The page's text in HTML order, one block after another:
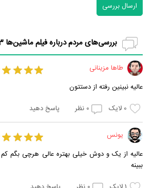
ارسال بررسی
بررسی‌های مردم درباره فیلم ماشین‌ها 3 (
طاها مزینانی
عالیه نبینین رفته از دستتون
0 لایک 0 نظر پاسخ دهید
یونس
عالیه از یک و دوش خیلی بهتره عالی هرچی بگم
ببینه